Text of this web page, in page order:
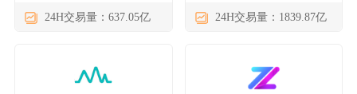
24H交易量：637.05亿 24H交易量：1839.87亿